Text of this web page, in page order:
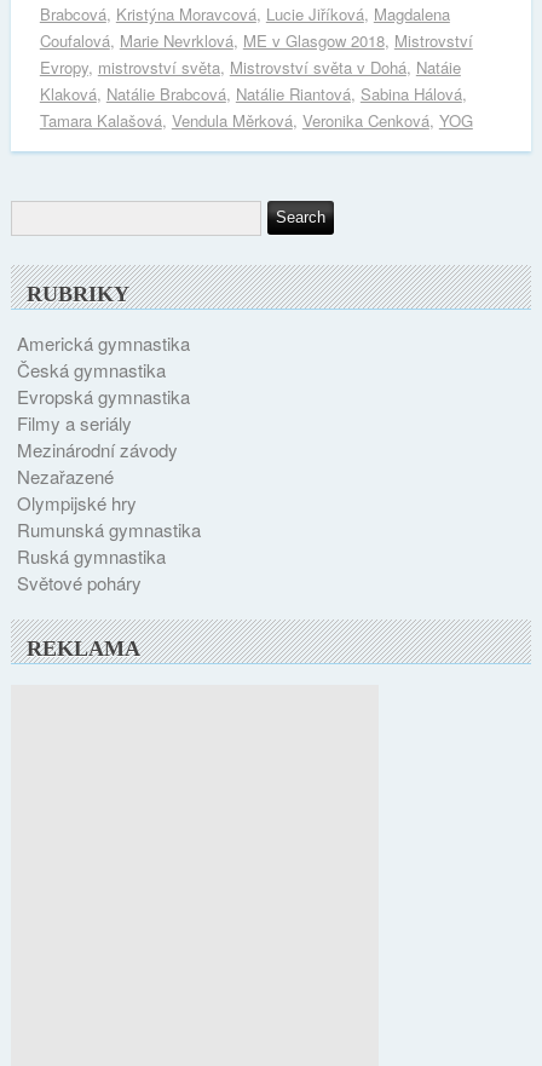
Brabcová, Kristýna Moravcová, Lucie Jiříková, Magdalena
Coufalová, Marie Nevrklová, ME v Glasgow 2018, Mistrovství
Evropy, mistrovství světa, Mistrovství světa v Dohá, Natáie
Klaková, Natálie Brabcová, Natálie Riantová, Sabina Hálová,
Tamara Kalašová, Vendula Měrková, Veronika Cenková, YOG
RUBRIKY
Americká gymnastika
Česká gymnastika
Evropská gymnastika
Filmy a seriály
Mezinárodní závody
Nezařazené
Olympijské hry
Rumunská gymnastika
Ruská gymnastika
Světové poháry
REKLAMA